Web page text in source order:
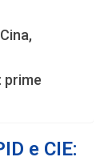
prime
e CIE: